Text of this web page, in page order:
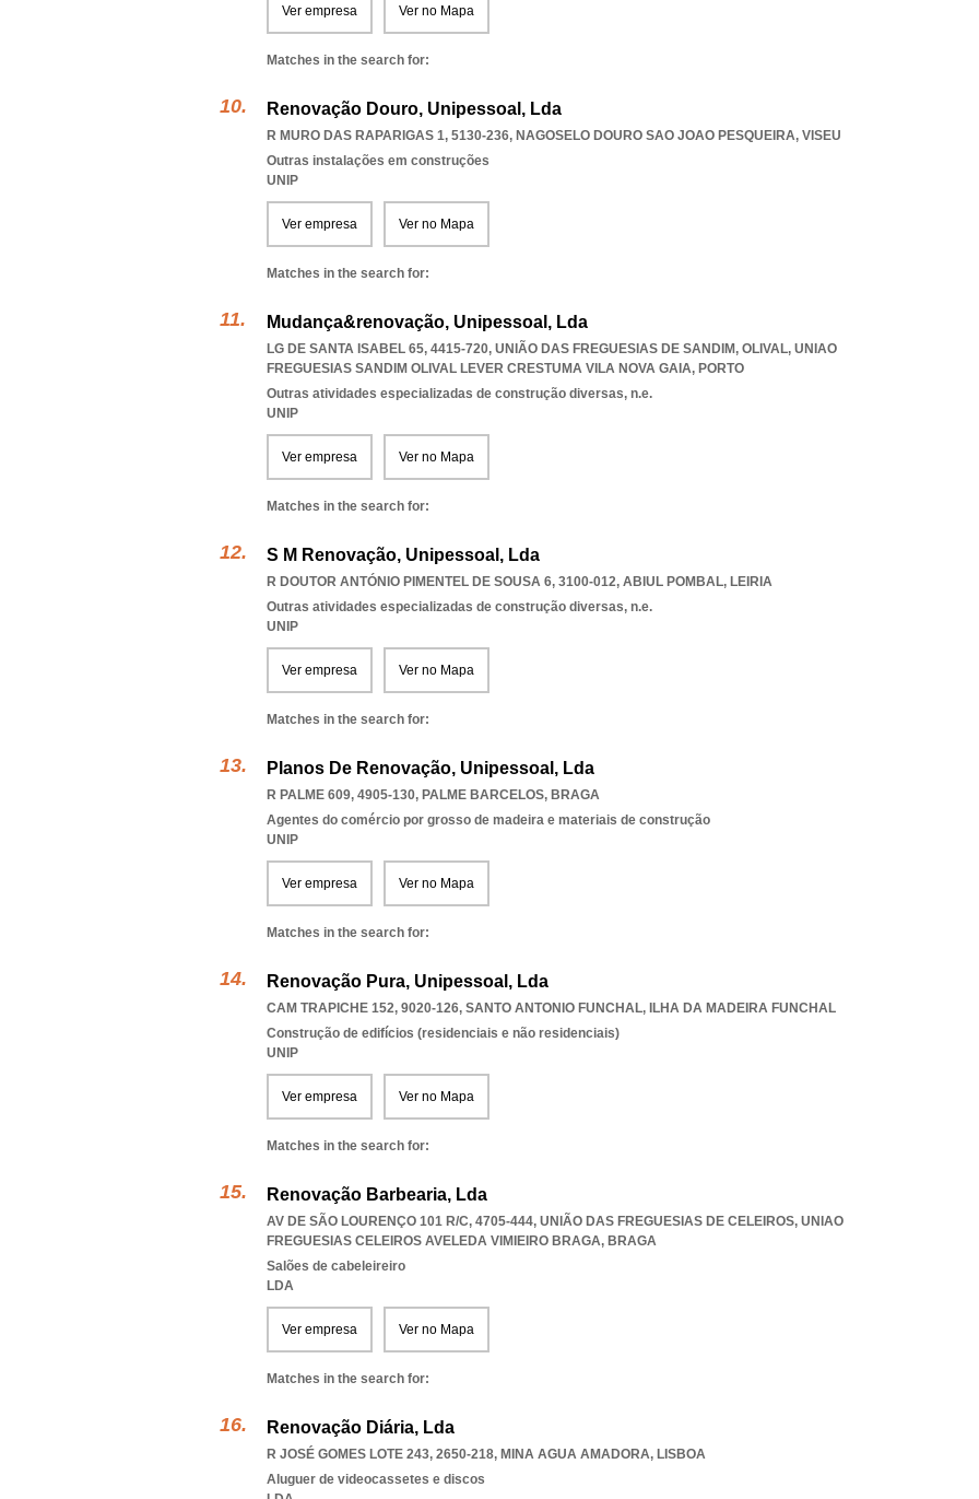
Ver empresa Ver no Mapa
Matches in the search for:
Renovação Douro, Unipessoal, Lda
R MURO DAS RAPARIGAS 1, 5130-236, NAGOSELO DOURO SAO JOAO PESQUEIRA, VISEU
Outras instalações em construções
UNIP
Ver empresa Ver no Mapa
Matches in the search for:
Mudança&renovação, Unipessoal, Lda
LG DE SANTA ISABEL 65, 4415-720, UNIÃO DAS FREGUESIAS DE SANDIM, OLIVAL, UNIAO
FREGUESIAS SANDIM OLIVAL LEVER CRESTUMA VILA NOVA GAIA, PORTO
Outras atividades especializadas de construção diversas, n.e.
UNIP
Ver empresa Ver no Mapa
Matches in the search for:
S M Renovação, Unipessoal, Lda
R DOUTOR ANTÓNIO PIMENTEL DE SOUSA 6, 3100-012, ABIUL POMBAL, LEIRIA
Outras atividades especializadas de construção diversas, n.e.
UNIP
Ver empresa Ver no Mapa
Matches in the search for:
Planos De Renovação, Unipessoal, Lda
R PALME 609, 4905-130, PALME BARCELOS, BRAGA
Agentes do comércio por grosso de madeira e materiais de construção
UNIP
Ver empresa Ver no Mapa
Matches in the search for:
Renovação Pura, Unipessoal, Lda
CAM TRAPICHE 152, 9020-126, SANTO ANTONIO FUNCHAL, ILHA DA MADEIRA FUNCHAL
Construção de edifícios (residenciais e não residenciais)
UNIP
Ver empresa Ver no Mapa
Matches in the search for:
Renovação Barbearia, Lda
AV DE SÃO LOURENÇO 101 R/C, 4705-444, UNIÃO DAS FREGUESIAS DE CELEIROS, UNIAO
FREGUESIAS CELEIROS AVELEDA VIMIEIRO BRAGA, BRAGA
Salões de cabeleireiro
LDA
Ver empresa Ver no Mapa
Matches in the search for:
Renovação Diária, Lda
R JOSÉ GOMES LOTE 243, 2650-218, MINA AGUA AMADORA, LISBOA
Aluguer de videocassetes e discos